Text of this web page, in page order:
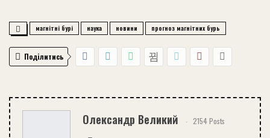
магнітні бурі наука новини прогноз магнітних бурь
Поділитись
Олександр Великий 2154 Posts